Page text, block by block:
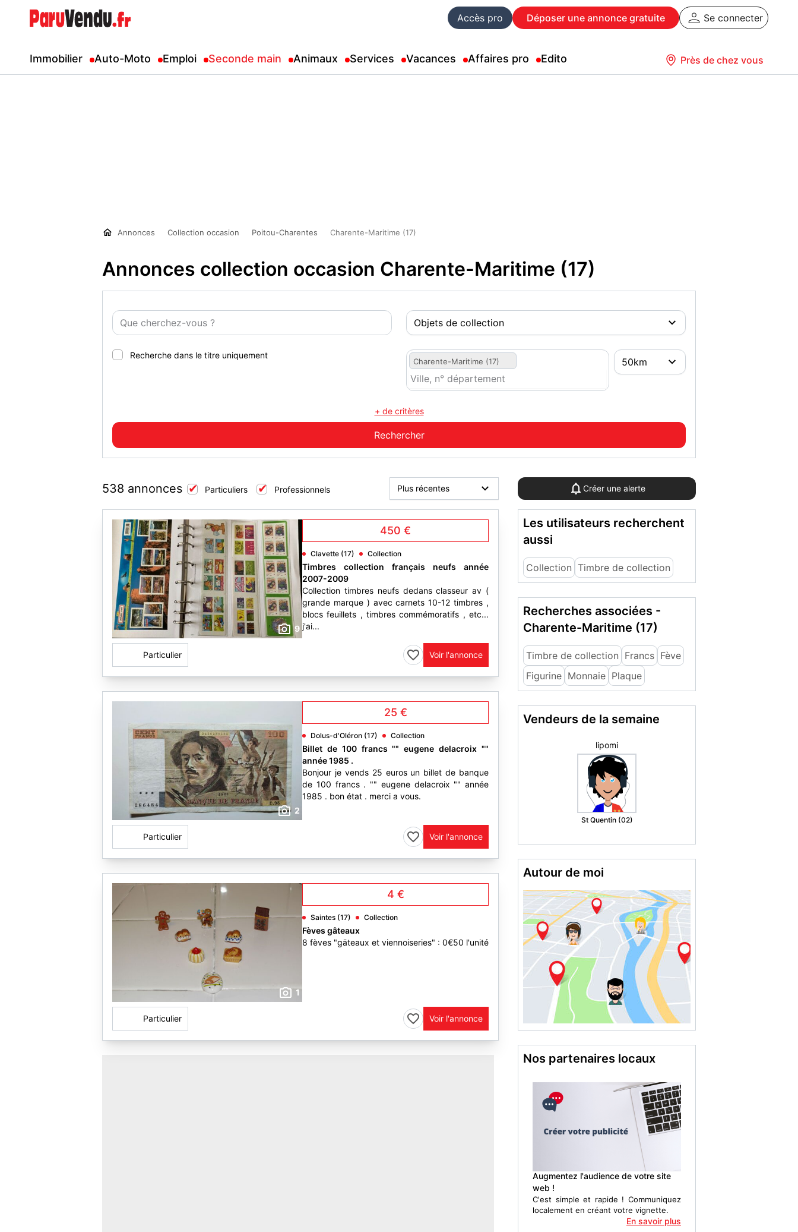
Accès pro Déposer une annonce gratuite Se connecter
Immobilier Auto-Moto Emploi Seconde main Animaux Services Vacances Affaires pro Edito Près de chez vous
Annonces Collection occasion Poitou-Charentes Charente-Maritime (17)
Annonces collection occasion Charente-Maritime (17)
Recherche dans le titre uniquement
Charente-Maritime (17)
+ de critères
538 annonces Particuliers Professionnels Créer une alerte
9
450 €
Clavette (17) Collection
Timbres collection français neufs année
2007-2009
Collection timbres neufs dedans classeur av (
grande marque ) avec carnets 10-12 timbres ,
blocs feuillets , timbres commémoratifs , etc...
j'ai...
Particulier Voir l'annonce
2
25 €
Dolus-d'Oléron (17) Collection
Billet de 100 francs "" eugene delacroix ""
année 1985 .
Bonjour je vends 25 euros un billet de banque
de 100 francs . "" eugene delacroix "" année
1985 . bon état . merci a vous.
Particulier Voir l'annonce
1
4 €
Saintes (17) Collection
Fèves gâteaux
8 fèves "gäteaux et viennoiseries" : 0€50 l'unité
Particulier Voir l'annonce
Les utilisateurs recherchent
aussi
Collection Timbre de collection
Recherches associées -
Charente-Maritime (17)
Timbre de collection Francs Fève
Figurine Monnaie Plaque
Vendeurs de la semaine
Susana H.
Grenoble (38)
Autour de moi
Nos partenaires locaux
Augmentez l'audience de votre site
web !
C'est simple et rapide ! Communiquez
localement en créant votre vignette.
En savoir plus